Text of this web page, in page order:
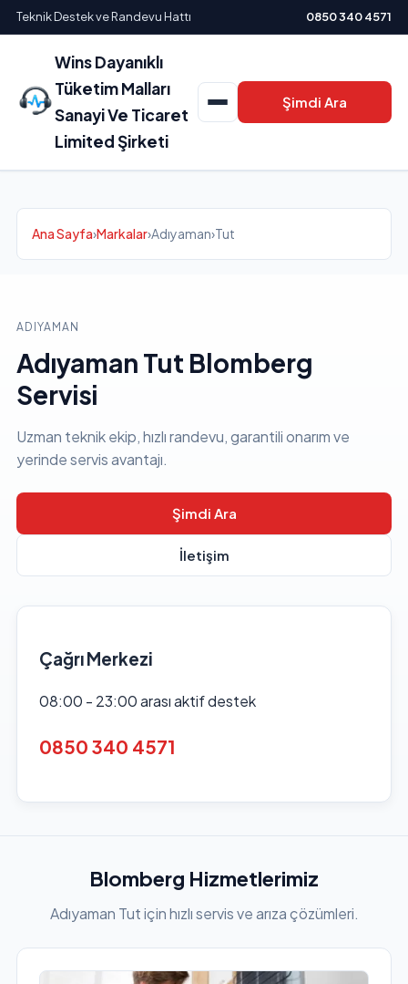
Teknik Destek ve Randevu Hattı 0850 340 4571
Wins Dayanıklı
Tüketim Malları
Sanayi Ve Ticaret
Limited Şirketi
Şimdi Ara
Ana Sayfa›Markalar›Adıyaman›Tut
ADIYAMAN
Adıyaman Tut Blomberg
Servisi
Uzman teknik ekip, hızlı randevu, garantili onarım ve
yerinde servis avantajı.
Şimdi Ara
İletişim
Çağrı Merkezi
08:00 - 23:00 arası aktif destek
0850 340 4571
Blomberg Hizmetlerimiz
Adıyaman Tut için hızlı servis ve arıza çözümleri.